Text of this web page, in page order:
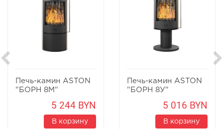
Печь-камин ASTON
"БОРН 8М"
5 244 BYN
В корзину
Печь-камин ASTON
"БОРН 8У"
5 016 BYN
В корзину